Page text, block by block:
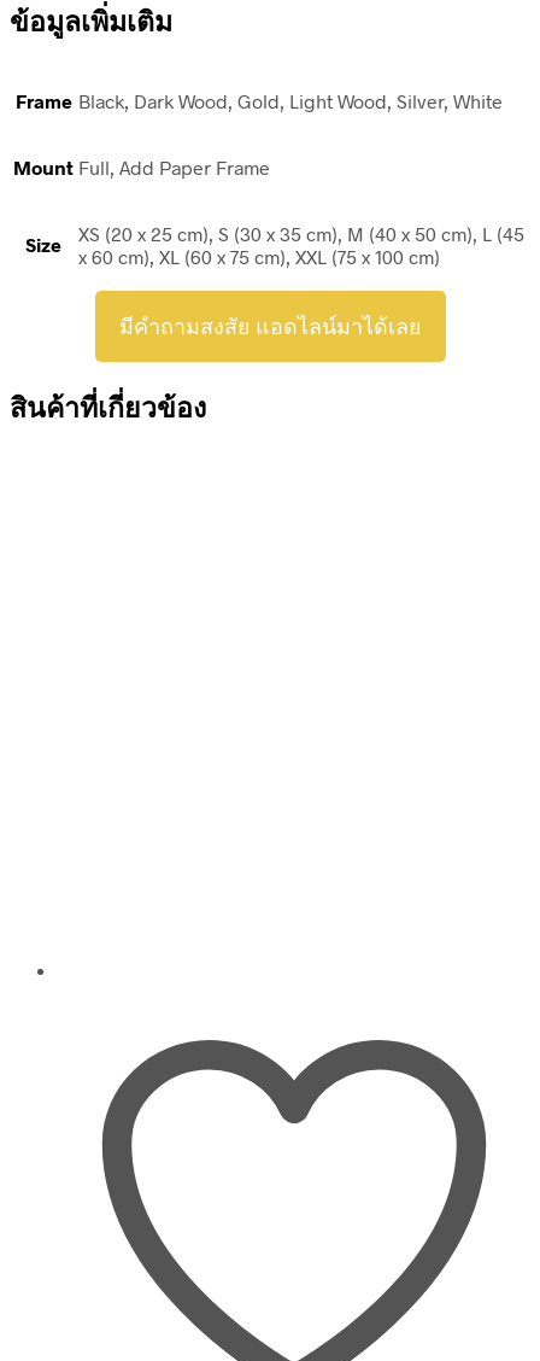
ข้อมูลเพิ่มเติม
Frame Black, Dark Wood, Gold, Light Wood, Silver, White
Mount Full, Add Paper Frame
Size
XS (20 x 25 cm), S (30 x 35 cm), M (40 x 50 cm), L (45
x 60 cm), XL (60 x 75 cm), XXL (75 x 100 cm)
มีคำถามสงสัย แอดไลน์มาได้เลย
สินค้าที่เกี่ยวข้อง